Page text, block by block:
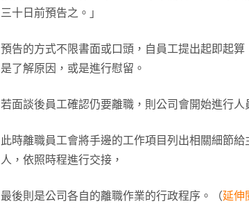
三十日前預告之。」
預告的方式不限書面或口頭，自員工提出起即起
是了解原因，或是進行慰留。
若面談後員工確認仍要離職，則公司會開始進行人
此時離職員工會將手邊的工作項目列出相關細節
人，依照時程進行交接，
最後則是公司各自的離職作業的行政程序。（延伸